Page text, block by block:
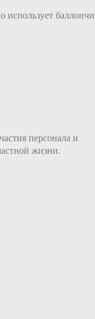
использует
персонала и
жизни.